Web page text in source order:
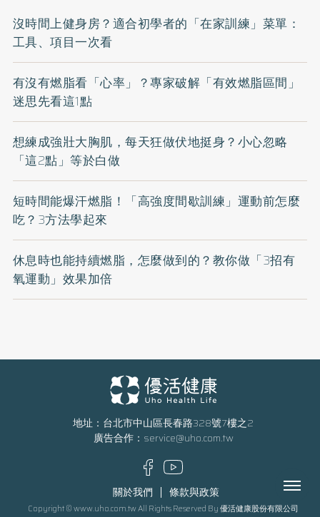
沒時間上健身房？適合初學者的「在家訓練」菜單：
工具、項目一次看
有沒有燃脂看「心率」？專家破解「有效燃脂區間」
迷思先看這1點
想練成強壯大胸肌，每天狂做伏地挺身？小心忽略
「這2點」等於白做
短時間能爆汗燃脂！「高強度間歇訓練」運動前怎麼
吃？3方法學起來
休息時也能持續燃脂，怎麼做到的？教你做「3招有
氧運動」效果加倍
地址：台北市中山區長春路328號7樓之2
廣告合作： service@uho.com.tw
關於我們 條款與政策
Copyright © www.uho.com.tw All Rights Reserved By 優活健康股份有限公司
Menu